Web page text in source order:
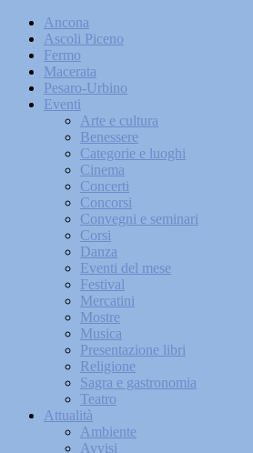
Ancona
Ascoli Piceno
Fermo
Macerata
Pesaro-Urbino
Eventi
Arte e cultura
Benessere
Categorie e luoghi
Cinema
Concerti
Concorsi
Convegni e seminari
Corsi
Danza
Eventi del mese
Festival
Mercatini
Mostre
Musica
Presentazione libri
Religione
Sagra e gastronomia
Teatro
Attualità
Ambiente
Avvisi